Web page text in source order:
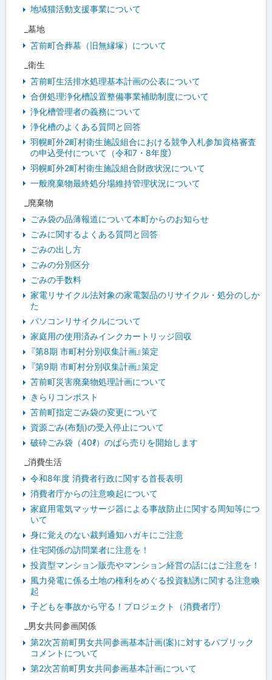
地域猫活動支援事業について
_墓地
苫前町合葬墓（旧無縁塚）について
_衛生
苫前町生活排水処理基本計画の公表について
合併処理浄化槽設置整備事業補助制度について
浄化槽管理者の義務について
浄化槽のよくある質問と回答
羽幌町外2町村衛生施設組合における競争入札参加資格審査
の申込受付について（令和7・8年度）
羽幌町外2町村衛生施設組合財政状況について
一般廃棄物最終処分場維持管理状況について
_廃棄物
ごみ袋の品薄報道について本町からのお知らせ
ごみに関するよくある質問と回答
ごみの出し方
ごみの分別区分
ごみの手数料
家電リサイクル法対象の家電製品のリサイクル・処分のしか
た
パソコンリサイクルについて
家庭用の使用済みインクカートリッジ回収
『第8期 市町村分別収集計画』策定
『第9期 市町村分別収集計画』策定
苫前町災害廃棄物処理計画について
きらりコンポスト
苫前町指定ごみ袋の変更について
資源ごみ(布類)の受入停止について
破砕ごみ袋（40ℓ）のばら売りを開始します
_消費生活
令和8年度 消費者行政に関する首長表明
消費者庁からの注意喚起について
家庭用電気マッサージ器による事故防止に関する周知等につ
いて
身に覚えのない裁判通知ハガキにご注意
住宅関係の訪問業者に注意を！
投資型マンション販売やマンション経営の話にはご注意を！
風力発電に係る土地の権利をめぐる投資勧誘に関する注意喚
起
子どもを事故から守る！プロジェクト（消費者庁）
_男女共同参画関係
第2次苫前町男女共同参画基本計画(案)に対するパブリック
コメントについて
第2次苫前町男女共同参画基本計画について